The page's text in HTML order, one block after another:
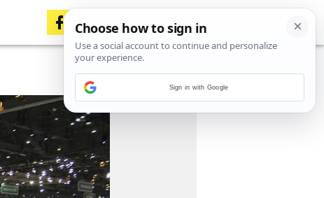
Sign in with Google